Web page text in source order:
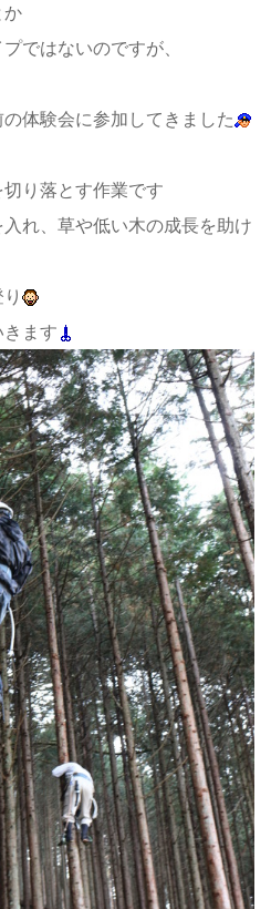
か
ではないのですが、
体験会に参加してきました
り落とす作業です
れ、 草や低い木の成長を助け
ます